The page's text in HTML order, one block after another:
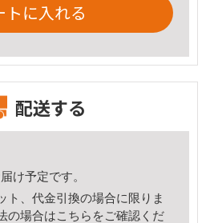
トに入れる
配送する
け予定です。
ト、代金引換の場合に限りま
の場合はこちら をご確認くだ